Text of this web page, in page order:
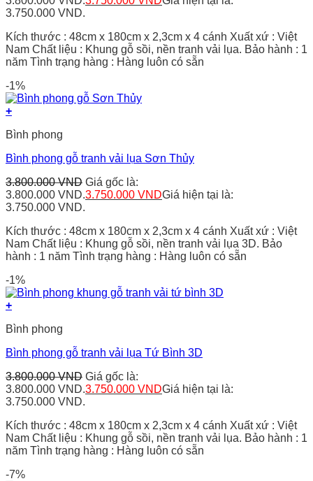
3.750.000 VND.
Kích thước : 48cm x 180cm x 2,3cm x 4 cánh Xuất xứ : Việt
Nam Chất liệu : Khung gỗ sồi, nền tranh vải lụa. Bảo hành : 1
năm Tình trạng hàng : Hàng luôn có sẵn
-1%
+
Bình phong
Bình phong gỗ tranh vải lụa Sơn Thủy
3.800.000VND Giá gốc là:
3.800.000 VND.3.750.000 VNDGiá hiện tại là:
3.750.000 VND.
Kích thước : 48cm x 180cm x 2,3cm x 4 cánh Xuất xứ : Việt
Nam Chất liệu : Khung gỗ sồi, nền tranh vải lụa 3D. Bảo
hành : 1 năm Tình trạng hàng : Hàng luôn có sẵn
-1%
+
Bình phong
Bình phong gỗ tranh vải lụa Tứ Bình 3D
3.800.000VND Giá gốc là:
3.800.000 VND.3.750.000 VNDGiá hiện tại là:
3.750.000 VND.
Kích thước : 48cm x 180cm x 2,3cm x 4 cánh Xuất xứ : Việt
Nam Chất liệu : Khung gỗ sồi, nền tranh vải lụa. Bảo hành : 1
năm Tình trạng hàng : Hàng luôn có sẵn
-7%